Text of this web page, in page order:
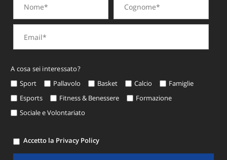
A cosa sei interessato?
Sport
Pallavolo Basket Calcio
Famiglie
Esports
Fitness & Benessere
Formazione
Sociale e Volontariato
Accetto la Privacy Policy